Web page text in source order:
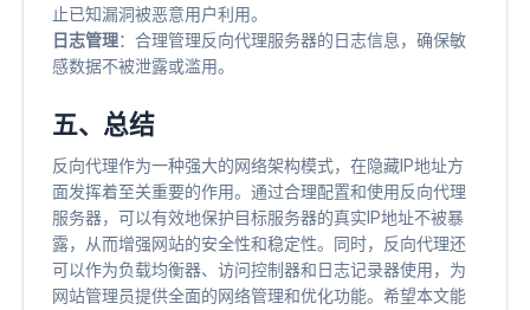
止已知漏洞被恶意用户利用。
日志管理​：合理管理反向代理服务器的日志信息，确保敏
感数据不被泄露或滥用。
五、总结
反向代理作为一种强大的网络架构模式，在隐藏IP地址方
面发挥着至关重要的作用。通过合理配置和使用反向代理
服务器，可以有效地保护目标服务器的真实IP地址不被暴
露，从而增强网站的安全性和稳定性。同时，反向代理还
可以作为负载均衡器、访问控制器和日志记录器使用，为
网站管理员提供全面的网络管理和优化功能。希望本文能